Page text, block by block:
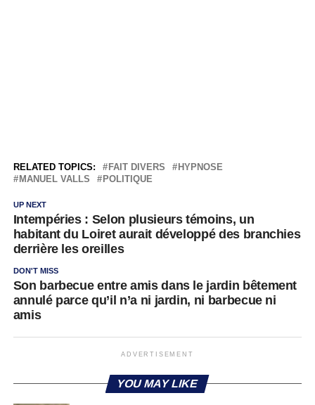
RELATED TOPICS: FAIT DIVERS
HYPNOSE
MANUEL VALLS
POLITIQUE
UP NEXT
Intempéries : Selon plusieurs témoins, un
habitant du Loiret aurait développé des branchies
derrière les oreilles
DON'T MISS
Son barbecue entre amis dans le jardin bêtement
annulé parce qu’il n’a ni jardin, ni barbecue ni
amis
ADVERTISEMENT
YOU MAY LIKE